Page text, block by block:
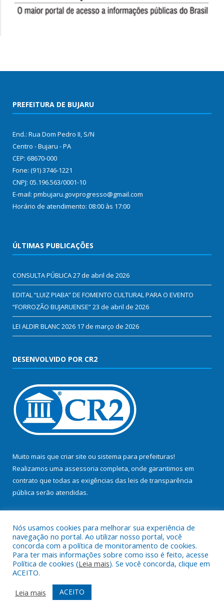
PREFEITURA DE BUJARU
End.: Rua Dom Pedro II, S/N
Centro - Bujaru - PA
CEP: 68670-000
Fone: (91) 3746-1221
CNPJ: 05.196.563/0001-10
E-mail: pmbujaru.govprogresso@gmail.com
Horário de atendimento: 08:00 às 17:00
ÚLTIMAS PUBLICAÇÕES
CONSULTA PÚBLICA27 de abril de 2026
EDITAL “LUIZ PIABA” DE FOMENTO CULTURAL PARA O EVENTO
“FORROZÃO BUJARUENSE”23 de abril de 2026
LEI ALDIR BLANC 2026 17 de março de 2026
DESENVOLVIDO POR CR2
Muito mais que criar site ou sistema para prefeituras!
Realizamos uma assessoria completa, onde garantimos em
contrato que todas as exigências das leis de transparência
pública serão atendidas.
Todos os direitos reservados a Prefeitura Municipal de Bujaru.
Mapa do Site
Acessar Área Administrativa
Acessar Webmail
Nós usamos cookies para melhorar sua experiência de
navegação no portal. Ao utilizar nosso portal, você
concorda com a política de monitoramento de cookies.
Para ter mais informações sobre como isso é feito, acesse
Política de cookies (Leia mais). Se você concorda, clique em
ACEITO.
Leia mais
ACEITO